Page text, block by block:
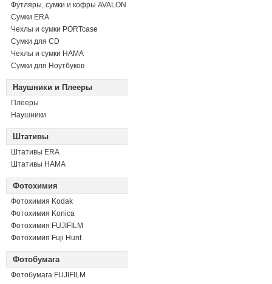
Футляры, сумки и кофры AVALON
Сумки ERA
Чехлы и сумки PORTcase
Сумки для CD
Чехлы и сумки HAMA
Сумки для Ноутбуков
Наушники и Плееры
Плееры
Наушники
Штативы
Штативы ERA
Штативы HAMA
Фотохимия
Фотохимия Kodak
Фотохимия Konica
Фотохимия FUJIFILM
Фотохимия Fuji Hunt
Фотобумага
Фотобумага FUJIFILM